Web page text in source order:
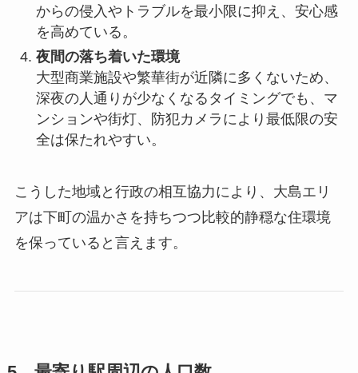
からの侵入やトラブルを最小限に抑え、安心感
を高めている。
夜間の落ち着いた環境
大型商業施設や繁華街が近隣に多くないため、
深夜の人通りが少なくなるタイミングでも、マ
ンションや街灯、防犯カメラにより最低限の安
全は保たれやすい。
こうした地域と行政の相互協力により、大島エリ
アは下町の温かさを持ちつつ比較的静穏な住環境
を保っていると言えます。